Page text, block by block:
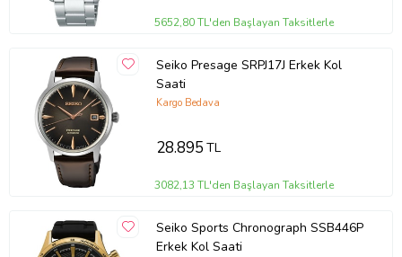
5652,80 TL'den Başlayan Taksitlerle
Seiko Presage SRPJ17J Erkek Kol
Saati
Kargo Bedava
28.895TL
3082,13 TL'den Başlayan Taksitlerle
Seiko Sports Chronograph SSB446P
Erkek Kol Saati